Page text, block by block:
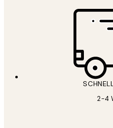
2-4